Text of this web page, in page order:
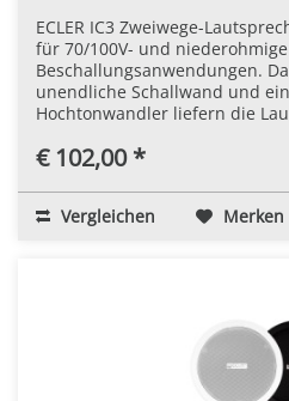
ECLER IC3 Zweiwege-
für 70/100V- und niederohmige
Beschallungsanwendungen.
unendliche Schallwand und
Hochtonwandler liefern die
€ 102,00 *
Vergleichen Merken